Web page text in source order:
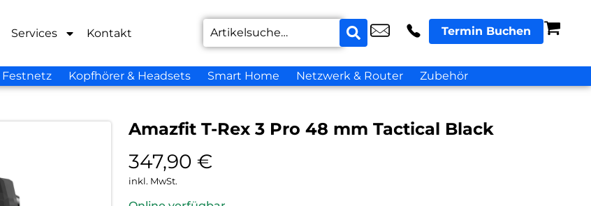
Services Kontakt Termin Buchen
Festnetz Kopfhörer & Headsets Smart Home Netzwerk & Router Zubehör
Amazfit T-Rex 3 Pro 48 mm Tactical Black
347,90 €
inkl. MwSt.